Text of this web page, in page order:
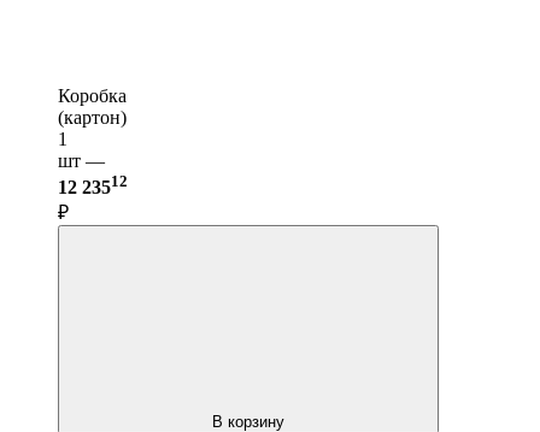
Коробка
(картон)
1
шт —
12 23512
₽
В корзину